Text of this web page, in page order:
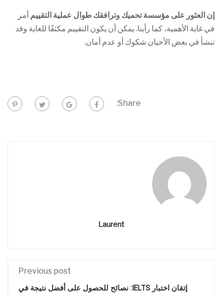
إن العثور على مؤسسة تحميك وترافقك طوال عملية التقييمأمر
في غاية الأهمية، كما رأينا. يمكن أن يكون التقييم مكثفًا للغاية وقد
تنشأ في بعض الأحيان شكوك أو عدم أمان.
Share:
Laurent
Previous post
إتقان اختبار IELTS: نصائح للحصول على أفضل نتيجة في